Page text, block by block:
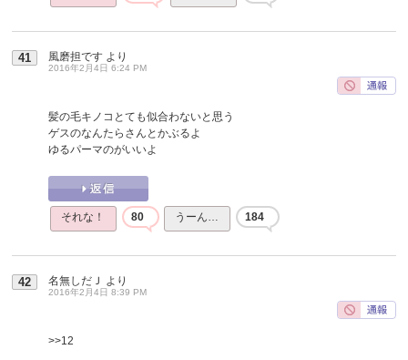
41 風磨担です より
2016年2月4日 6:24 PM
髪の毛キノコとても似合わないと思う
ゲスのなんたらさんとかぶるよ
ゆるパーマのがいいよ
それな！ 80 うーん… 184
42 名無しだＪ より
2016年2月4日 8:39 PM
>>12